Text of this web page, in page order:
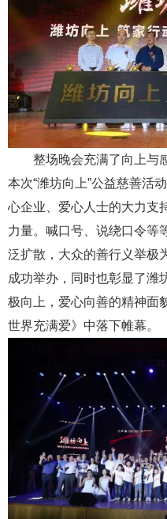
整场晚会充满了向上与感
本次“潍坊向上”公益慈善活
心企业、爱心人士的大力支
力量。喊口号、说绕口令等
泛扩散，大众的善行义举极
成功举办，同时也彰显了潍
极向上，爱心向善的精神面
世界充满爱》中落下帷幕。